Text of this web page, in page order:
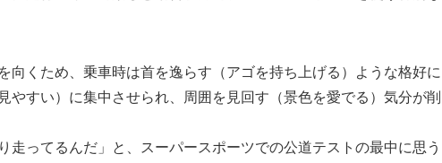
向くため、乗車時は首を逸らす（アゴを持ち上げる）ような格好に
やすい）に集中させられ、周囲を見回す（景色を愛でる）気分が削
走ってるんだ」と、スーパースポーツでの公道テストの最中に思う